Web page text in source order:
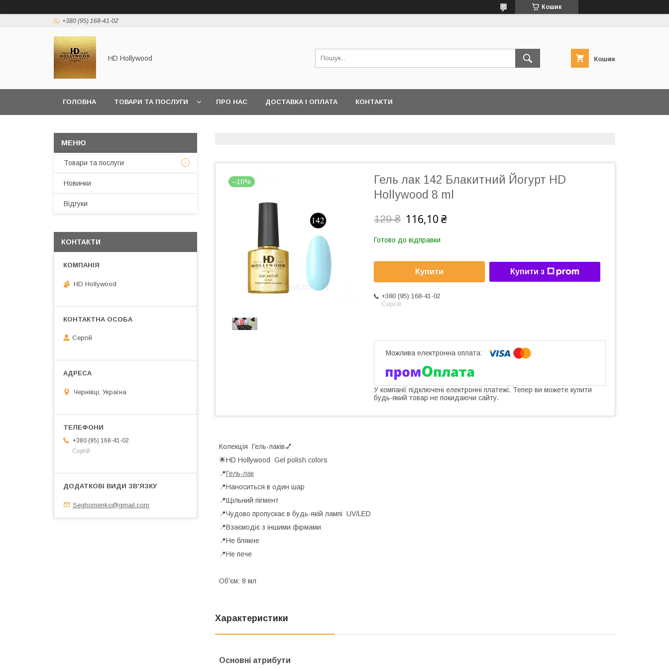
Кошик
+380 (95) 168-41-02
HD Hollywood Кошик
ГОЛОВНА ТОВАРИ ТА ПОСЛУГИ ПРО НАС ДОСТАВКА І ОПЛАТА КОНТАКТИ
–10%
Гель лак 142 Блакитний Йогурт HD
Hollywood 8 ml
129 ₴ 116,10 ₴
Готово до відправки
Купити Купити з
+380 (95) 168-41-02
Сергій
У компанії підключені електронні платежі. Тепер ви можете купити
будь-який товар не покидаючи сайту.
Колекція Гель-лаків💅
🌟HD Hollywood Gel polish colors
📍Гель-лак
📍Наноситься в один шар
📍Щільний пігмент
📍Чудово пропускає в будь-якій лампі UV/LED
📍Взаємодіє з іншими фірмами
📍Не блякне
📍Не пече
Об'єм: 8 мл
Характеристики
Основні атрибути
Товари та послуги
Новинки
Відгуки
КОНТАКТИ
HD Hollywood
Сергій
Чернівці, Україна
+380 (95) 168-41-02
Сергій
Seghomenko@gmail.com